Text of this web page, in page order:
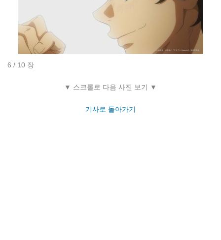
6 / 10 장
▼ 스크롤로 다음 사진 보기 ▼
기사로 돌아가기